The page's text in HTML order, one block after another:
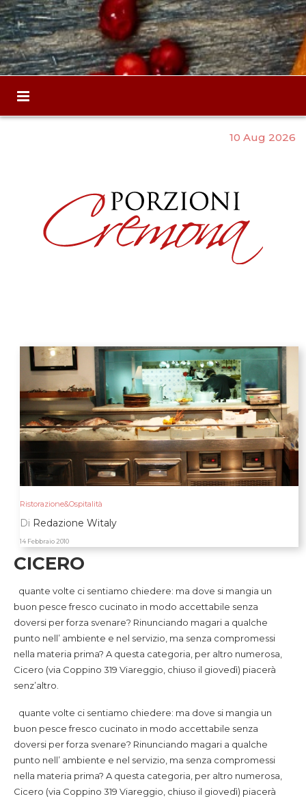
10 Aug 2026
Ristorazione&Ospitalità
Di Redazione Witaly
14 Febbraio 2010
CICERO
quante volte ci sentiamo chiedere: ma dove si mangia un
buon pesce fresco cucinato in modo accettabile senza
doversi per forza svenare? Rinunciando magari a qualche
punto nell’ ambiente e nel servizio, ma senza compromessi
nella materia prima? A questa categoria, per altro numerosa,
Cicero (via Coppino 319 Viareggio, chiuso il giovedì) piacerà
senz’altro.
quante volte ci sentiamo chiedere: ma dove si mangia un
buon pesce fresco cucinato in modo accettabile senza
doversi per forza svenare? Rinunciando magari a qualche
punto nell’ ambiente e nel servizio, ma senza compromessi
nella materia prima? A questa categoria, per altro numerosa,
Cicero (via Coppino 319 Viareggio, chiuso il giovedì) piacerà